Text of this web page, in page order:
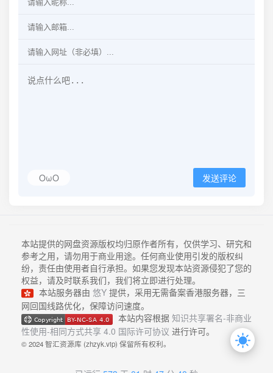
OωO 发送评论
本站提供的网盘资源版权均归原作者所有，仅供学习、研究和
参考之用，请勿用于商业用途。任何商业使用引发的版权纠
纷，责任由使用者自行承担。如果您发现本站资源侵犯了您的
权益，请及时联系我们，我们将立即进行处理。
本站服务器由 悠Y 提供，采用无需备案香港服务器，三
网回国线路优化，保障访问速度。
本站内容根据 知识共享署名-非商业
性使用-相同方式共享 4.0 国际许可协议 进行许可。
© 2024 智汇资源库 (zhzyk.vip) 保留所有权利。